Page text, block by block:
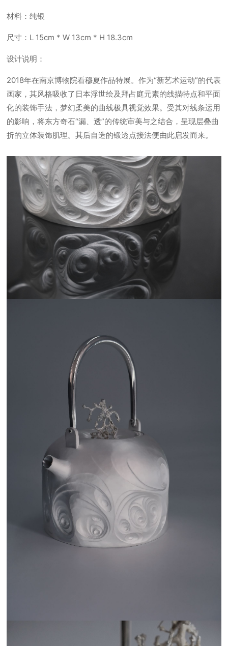
材料：纯银
尺寸：L 15cm * W 13cm * H 18.3cm
设计说明：
2018年在南京博物院看穆夏作品特展。作为“新艺术运动”的代表
画家，其风格吸收了日本浮世绘及拜占庭元素的线描特点和平面
化的装饰手法，梦幻柔美的曲线极具视觉效果。受其对线条运用
的影响，将东方奇石“漏、透”的传统审美与之结合，呈现层叠曲
折的立体装饰肌理。其后自造的锻透点接法便由此启发而来。